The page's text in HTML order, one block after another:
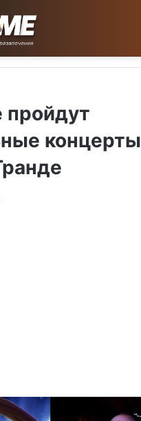
пройдут
концерты